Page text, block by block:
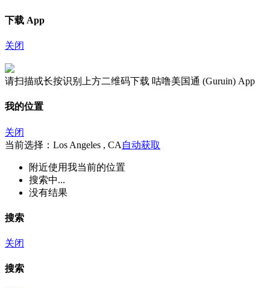
下载 App
关闭
请扫描或长按识别上方二维码下载 咕噜美国通 (Guruin) App
我的位置
关闭
当前选择：Los Angeles , CA 自动获取
附近使用我当前的位置
搜索中...
没有结果
搜索
关闭
搜索